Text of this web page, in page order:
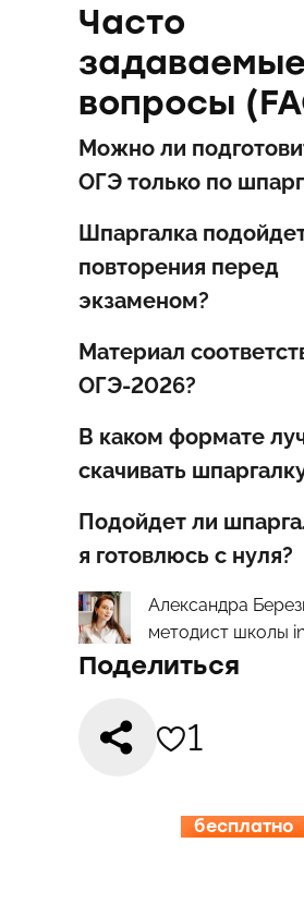
Часто
задаваемые
вопросы
Можно ли
ОГЭ только по
Шпаргалка
повторения перед
экзаменом?
Материал
ОГЭ-2026?
В каком формате
скачивать
Подойдет ли
я готовлюсь с нуля?
Александра
методист школы
Поделиться
1
бесплатно